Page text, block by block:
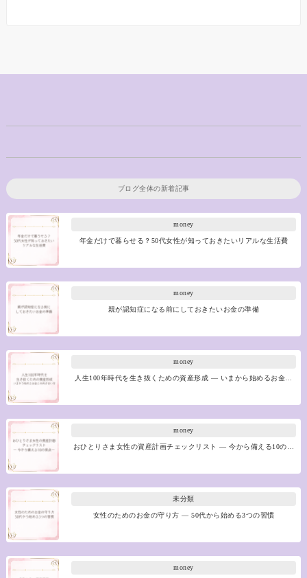
ブログ全体の新着記事
money
年金だけで暮らせる？50代女性が知っておきたいリアルな生活費
money
親が認知症になる前にしておきたいお金の準備
money
人生100年時代を生き抜くための資産形成 ― いまから始めるお金…
money
おひとりさま女性の資産計画チェックリスト ― 今から備える10の…
未分類
女性のためのお金の守り方 ― 50代から始める3つの習慣
money